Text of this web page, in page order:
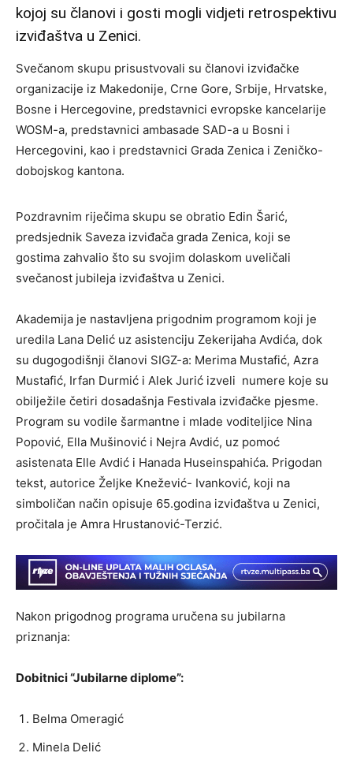
kojoj su članovi i gosti mogli vidjeti retrospektivu
izviđaštva u Zenici.
Svečanom skupu prisustvovali su članovi izviđačke
organizacije iz Makedonije, Crne Gore, Srbije, Hrvatske,
Bosne i Hercegovine, predstavnici evropske kancelarije
WOSM-a, predstavnici ambasade SAD-a u Bosni i
Hercegovini, kao i predstavnici Grada Zenica i Zeničko-
dobojskog kantona.
Pozdravnim riječima skupu se obratio Edin Šarić,
predsjednik Saveza izviđača grada Zenica, koji se
gostima zahvalio što su svojim dolaskom uveličali
svečanost jubileja izviđaštva u Zenici.
Akademija je nastavljena prigodnim programom koji je
uredila Lana Delić uz asistenciju Zekerijaha Avdića, dok
su dugogodišnji članovi SIGZ-a: Merima Mustafić, Azra
Mustafić, Irfan Durmić i Alek Jurić izveli numere koje su
obilježile četiri dosadašnja Festivala izviđačke pjesme.
Program su vodile šarmantne i mlade voditeljice Nina
Popović, Ella Mušinović i Nejra Avdić, uz pomoć
asistenata Elle Avdić i Hanada Huseinspahića. Prigodan
tekst, autorice Željke Knežević- Ivanković, koji na
simboličan način opisuje 65.godina izviđaštva u Zenici,
pročitala je Amra Hrustanović-Terzić.
Nakon prigodnog programa uručena su jubilarna
priznanja:
Dobitnici “Jubilarne diplome”:
Belma Omeragić
Minela Delić